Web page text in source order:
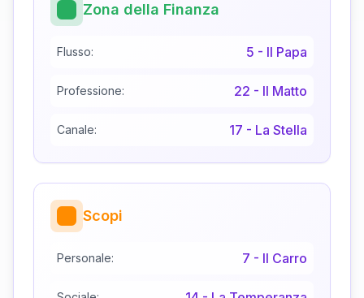
Zona della Finanza
Flusso: 5 - Il Papa
Professione: 22 - Il Matto
Canale: 17 - La Stella
Scopi
Personale: 7 - Il Carro